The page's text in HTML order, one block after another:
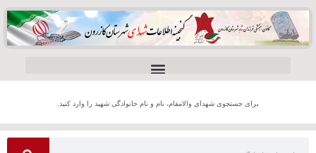
برای جستجوی شهدای والامقام، نام و نام خانوادگی شهید را وارد کنید.